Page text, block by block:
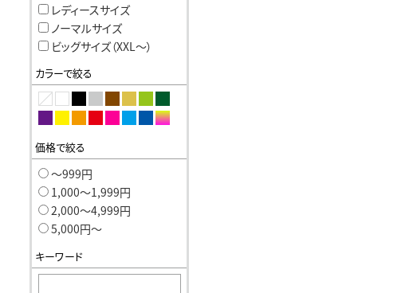
レディースサイズ
ノーマルサイズ
ビッグサイズ（XXL〜）
カラーで絞る
価格で絞る
〜999円
1,000〜1,999円
2,000〜4,999円
5,000円〜
キーワード